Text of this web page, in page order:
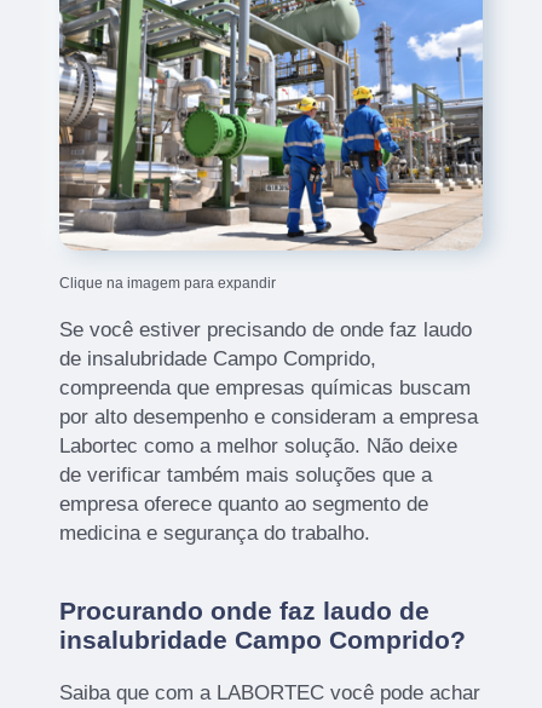
Clique na imagem para expandir
Se você estiver precisando de onde faz laudo
de insalubridade Campo Comprido,
compreenda que empresas químicas buscam
por alto desempenho e consideram a empresa
Labortec como a melhor solução. Não deixe
de verificar também mais soluções que a
empresa oferece quanto ao segmento de
medicina e segurança do trabalho.
Procurando onde faz laudo de
insalubridade Campo Comprido?
Saiba que com a LABORTEC você pode achar